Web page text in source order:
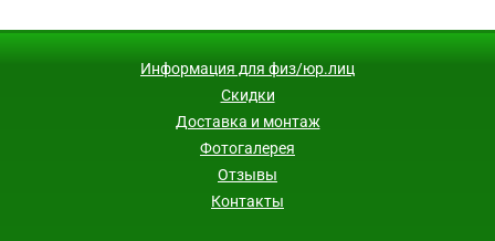
Информация для физ/юр.лиц
Скидки
Доставка и монтаж
Фотогалерея
Отзывы
Контакты